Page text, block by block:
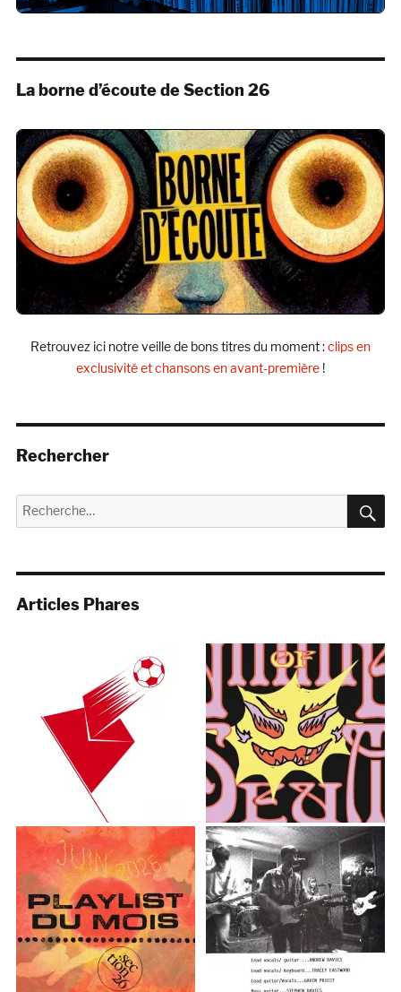
La borne d’écoute de Section 26
Retrouvez ici notre veille de bons titres du moment :clips en
exclusivité et chansons en avant-première !
Rechercher
Recherche
pour :
Articles Phares